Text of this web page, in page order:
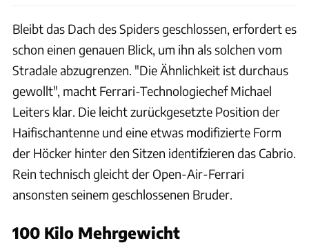
Bleibt das Dach des Spiders geschlossen, erfordert es
schon einen genauen Blick, um ihn als solchen vom
Stradale abzugrenzen. "Die Ähnlichkeit ist durchaus
gewollt", macht Ferrari-Technologiechef Michael
Leiters klar. Die leicht zurückgesetzte Position der
Haifischantenne und eine etwas modifizierte Form
der Höcker hinter den Sitzen identifzieren das Cabrio.
Rein technisch gleicht der Open-Air-Ferrari
ansonsten seinem geschlossenen Bruder.
100 Kilo Mehrgewicht